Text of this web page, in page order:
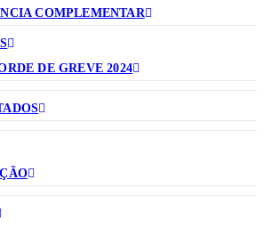
COMPLEMENTAR
DE GREVE 2024